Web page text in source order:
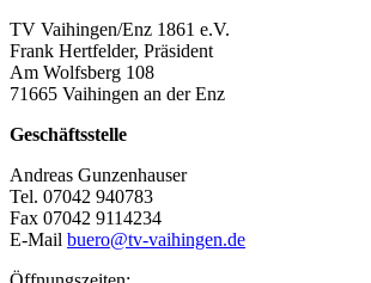
TV Vaihingen/Enz 1861 e.V.
Frank Hertfelder, Präsident
Am Wolfsberg 108
71665 Vaihingen an der Enz
Geschäftsstelle
Andreas Gunzenhauser
Tel. 07042 940783
Fax 07042 9114234
E-Mail buero@tv-vaihingen.de